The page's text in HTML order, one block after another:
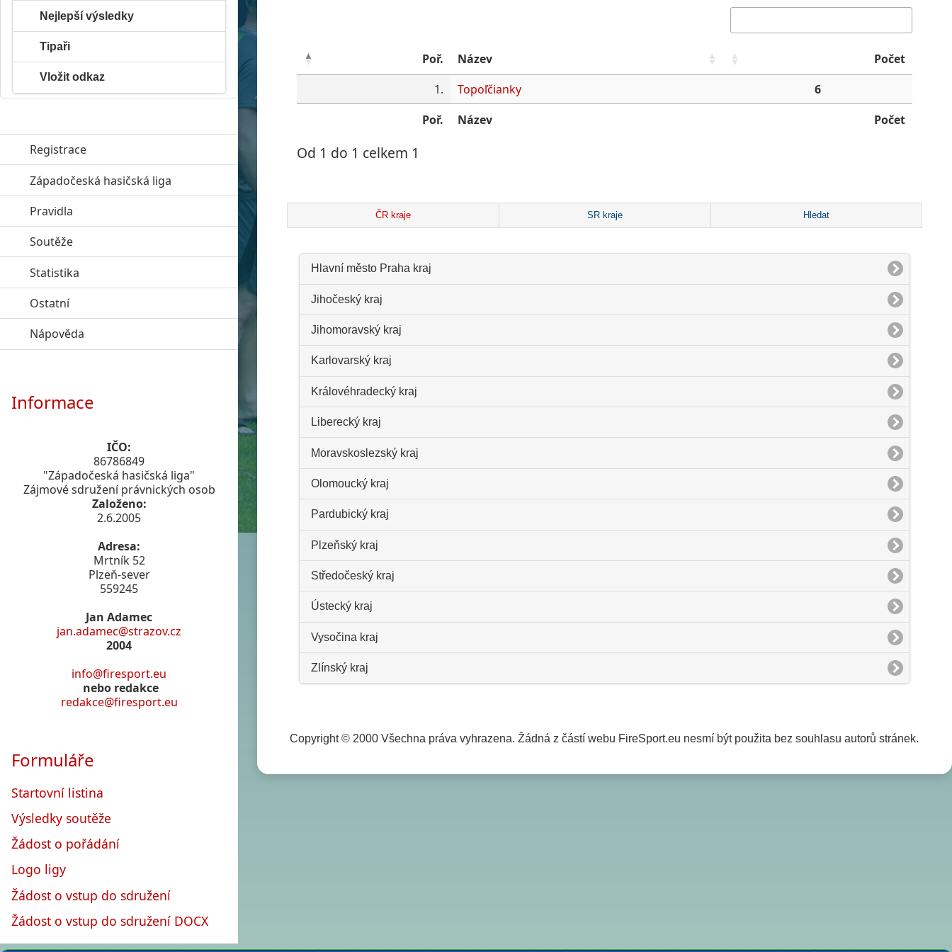
Poř. Název
Počet
1.
Topoľčianky
6
Poř.
Název Počet
Od 1 do 1 celkem 1
ČR kraje SR kraje Hledat
Hlavní město Praha kraj
Jihočeský kraj
Jihomoravský kraj
Karlovarský kraj
Královéhradecký kraj
Liberecký kraj
Moravskoslezský kraj
Olomoucký kraj
Pardubický kraj
Plzeňský kraj
Středočeský kraj
Ústecký kraj
Vysočina kraj
Zlínský kraj
Copyright © 2000 Všechna práva vyhrazena. Žádná z částí webu FireSport.eu nesmí být použita bez souhlasu autorů stránek.
Nejlepší výsledky
Tipaři
Vložit odkaz
Registrace
Západočeská hasičská liga click to expand contents
Pravidla
Soutěže
Statistika
Ostatníclick to expand contents
Nápověda
Informace
IČO:
86786849
"Západočeská hasičská liga"
Zájmové sdružení právnických osob
Založeno:
2.6.2005
Adresa:
Mrtník 52
Plzeň-sever
559245
Jan Adamec
jan.adamec@strazov.cz
2004
info@firesport.eu
nebo redakce
redakce@firesport.eu
Formuláře
Startovní listina
Výsledky soutěže
Žádost o pořádání
Logo ligy
Žádost o vstup do sdružení
Žádost o vstup do sdružení DOCX